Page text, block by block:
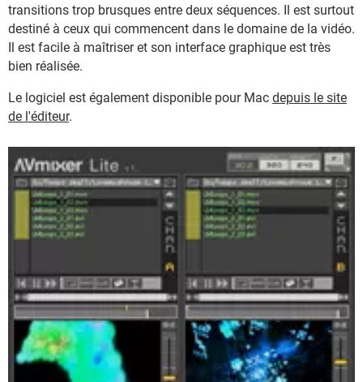
transitions trop brusques entre deux séquences. Il est surtout
destiné à ceux qui commencent dans le domaine de la vidéo.
Il est facile à maîtriser et son interface graphique est très
bien réalisée.
Le logiciel est également disponible pour Mac depuis le site
de l'éditeur.